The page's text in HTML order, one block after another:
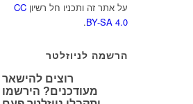
על אתר זה ותכניו חל רשיוןCC
BY-SA 4.0
.
הרשמה לניוזלטר
רוצים להישאר
מעודכנים? הירשמו